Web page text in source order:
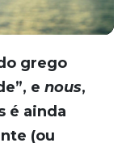
grego
e nous,
é ainda
(ou